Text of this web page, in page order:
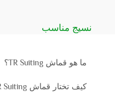
نسيج مناسب
ما هو قماش TR Suiting؟
كيف تختار قماش TR Suiting؟